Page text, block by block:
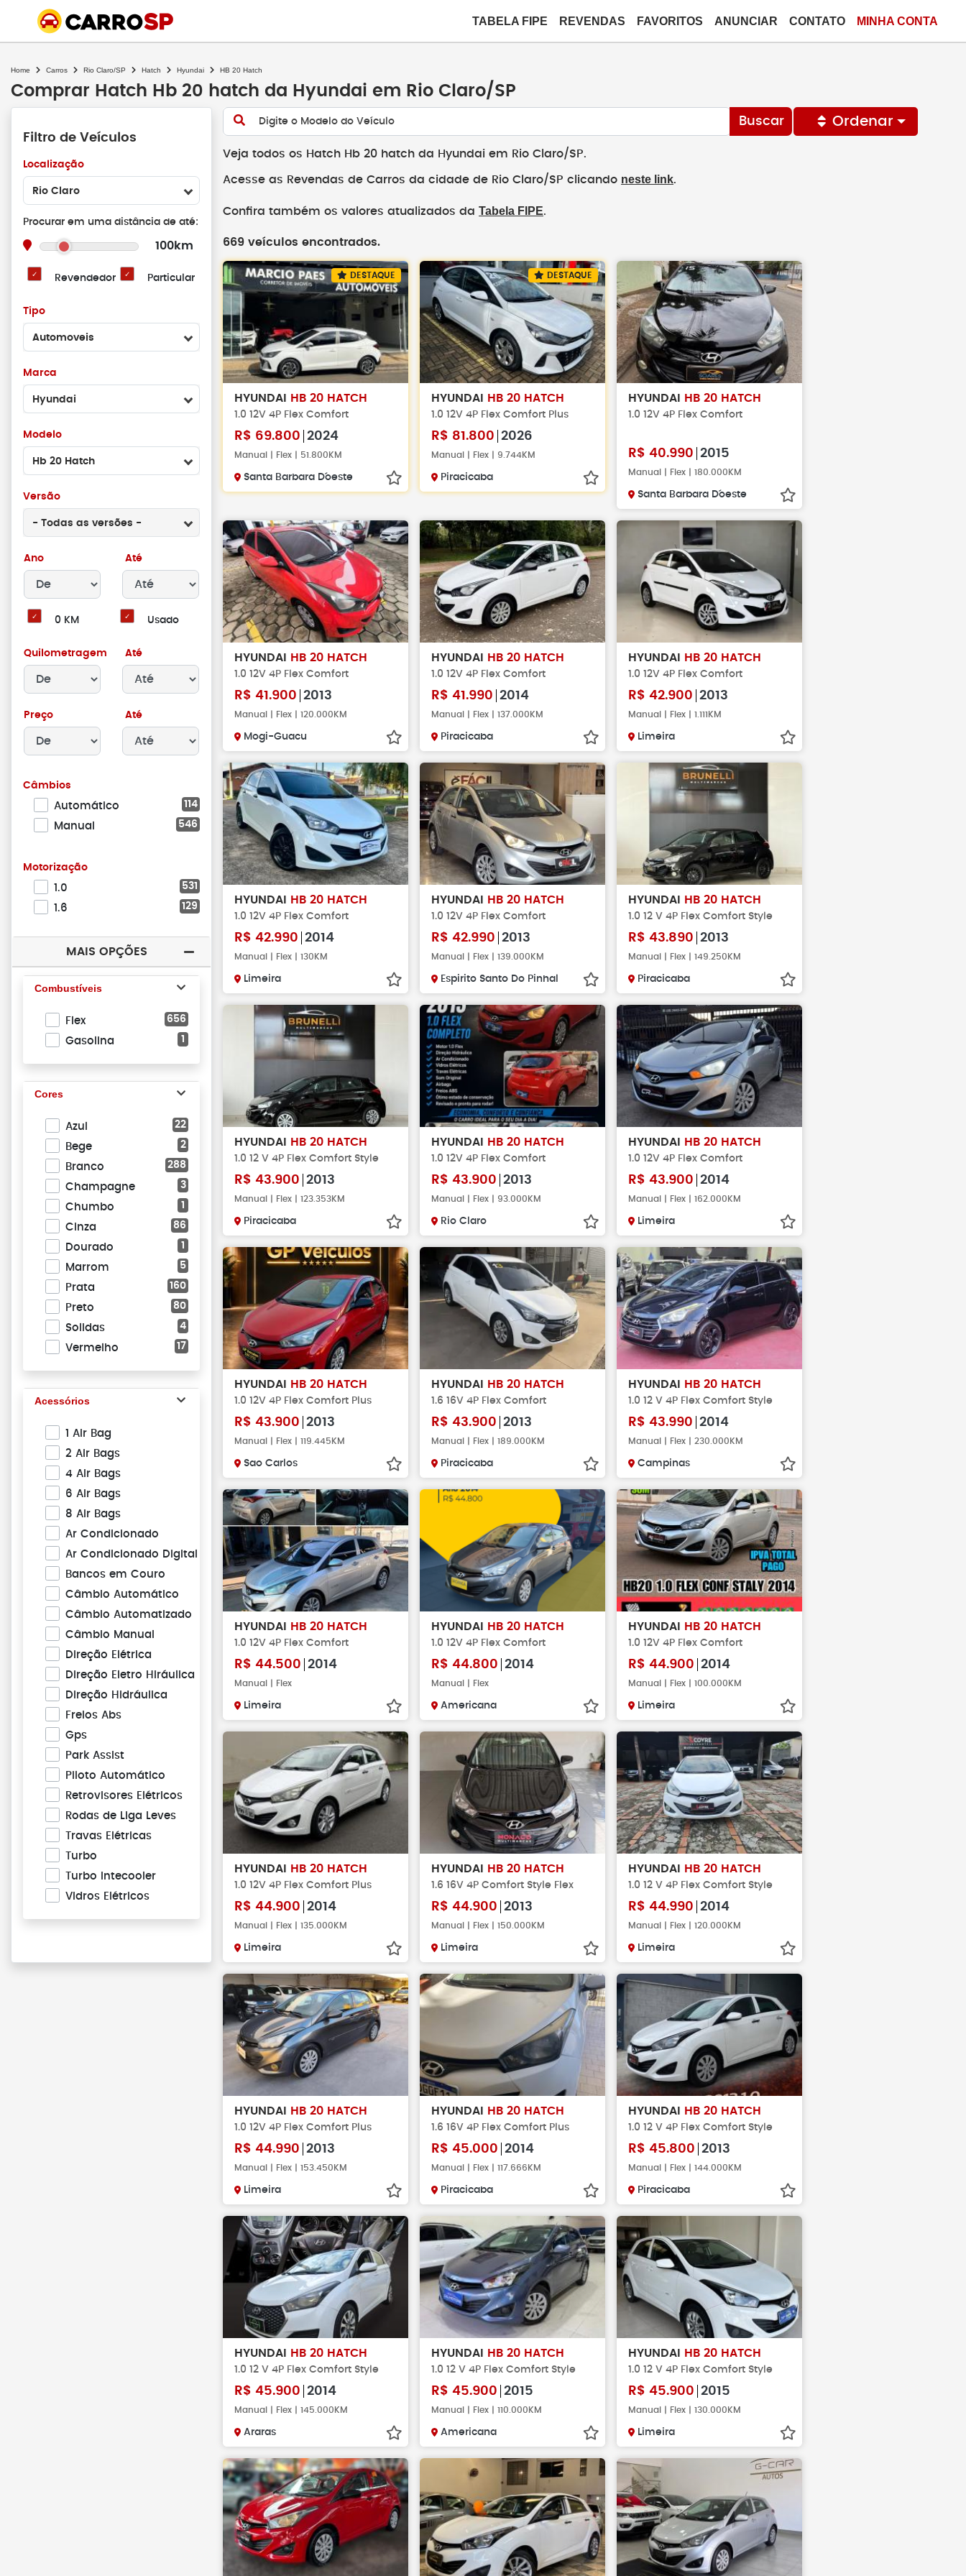
TABELA FIPE REVENDAS FAVORITOS ANUNCIAR CONTATO MINHA CONTA
Home Carros Rio Claro/SP Hatch Hyundai HB 20 Hatch
Comprar Hatch Hb 20 hatch da Hyundai em Rio Claro/SP
Filtro de Veículos
Localização
Rio Claro
Procurar em uma distância de até:
100km
Revendedor Particular
Tipo
Automoveis
Marca
Hyundai
Modelo
Hb 20 Hatch
Versão
- Todas as versões -
Ano Até
0 KM Usado
Quilometragem Até
Preço Até
Câmbios
114
Automático
546
Manual
Motorização
531
1.0
129
1.6
MAIS OPÇÕES
Combustíveis
656
Flex
1
Gasolina
Cores
22
Azul
2
Bege
288
Branco
3
Champagne
1
Chumbo
86
Cinza
1
Dourado
5
Marrom
160
Prata
80
Preto
4
Solidas
17
Vermelho
Acessórios
1 Air Bag
2 Air Bags
4 Air Bags
6 Air Bags
8 Air Bags
Ar Condicionado
Ar Condicionado Digital
Bancos em Couro
Câmbio Automático
Câmbio Automatizado
Câmbio Manual
Direção Elétrica
Direção Eletro Hiráulica
Direção Hidráulica
Freios Abs
Gps
Park Assist
Piloto Automático
Retrovisores Elétricos
Rodas de Liga Leves
Travas Elétricas
Turbo
Turbo Intecooler
Vidros Elétricos
Digite o Modelo do Veículo Buscar Ordenar
Veja todos os Hatch Hb 20 hatch da Hyundai em Rio Claro/SP.
Acesse as Revendas de Carros da cidade de Rio Claro/SP clicando neste link.
Confira também os valores atualizados da Tabela FIPE.
669 veículos encontrados.
DESTAQUE
HYUNDAI HB 20 HATCH
1.0 12V 4P Flex Comfort
R$ 69.800 2024
Manual | Flex | 51.800KM
Santa Barbara D´oeste
DESTAQUE
HYUNDAI HB 20 HATCH
1.0 12V 4P Flex Comfort Plus
R$ 81.800 2026
Manual | Flex | 9.744KM
Piracicaba
HYUNDAI HB 20 HATCH
1.0 12V 4P Flex Comfort
R$ 40.990 2015
Manual | Flex | 180.000KM
Santa Barbara D´oeste
HYUNDAI HB 20 HATCH
1.0 12V 4P Flex Comfort
R$ 41.900 2013
Manual | Flex | 120.000KM
Mogi-Guacu
HYUNDAI HB 20 HATCH
1.0 12V 4P Flex Comfort
R$ 41.990 2014
Manual | Flex | 137.000KM
Piracicaba
HYUNDAI HB 20 HATCH
1.0 12V 4P Flex Comfort
R$ 42.900 2013
Manual | Flex | 1.111KM
Limeira
HYUNDAI HB 20 HATCH
1.0 12V 4P Flex Comfort
R$ 42.990 2014
Manual | Flex | 130KM
Limeira
HYUNDAI HB 20 HATCH
1.0 12V 4P Flex Comfort
R$ 42.990 2013
Manual | Flex | 139.000KM
Espirito Santo Do Pinhal
HYUNDAI HB 20 HATCH
1.0 12 V 4P Flex Comfort Style
R$ 43.890 2013
Manual | Flex | 149.250KM
Piracicaba
HYUNDAI HB 20 HATCH
1.0 12 V 4P Flex Comfort Style
R$ 43.900 2013
Manual | Flex | 123.353KM
Piracicaba
HYUNDAI HB 20 HATCH
1.0 12V 4P Flex Comfort
R$ 43.900 2013
Manual | Flex | 93.000KM
Rio Claro
HYUNDAI HB 20 HATCH
1.0 12V 4P Flex Comfort
R$ 43.900 2014
Manual | Flex | 162.000KM
Limeira
HYUNDAI HB 20 HATCH
1.0 12V 4P Flex Comfort Plus
R$ 43.900 2013
Manual | Flex | 119.445KM
Sao Carlos
HYUNDAI HB 20 HATCH
1.6 16V 4P Flex Comfort
R$ 43.900 2013
Manual | Flex | 189.000KM
Piracicaba
HYUNDAI HB 20 HATCH
1.0 12 V 4P Flex Comfort Style
R$ 43.990 2014
Manual | Flex | 230.000KM
Campinas
HYUNDAI HB 20 HATCH
1.0 12V 4P Flex Comfort
R$ 44.500 2014
Manual | Flex
Limeira
HYUNDAI HB 20 HATCH
1.0 12V 4P Flex Comfort
R$ 44.800 2014
Manual | Flex
Americana
HYUNDAI HB 20 HATCH
1.0 12V 4P Flex Comfort
R$ 44.900 2014
Manual | Flex | 100.000KM
Limeira
HYUNDAI HB 20 HATCH
1.0 12V 4P Flex Comfort Plus
R$ 44.900 2014
Manual | Flex | 135.000KM
Limeira
HYUNDAI HB 20 HATCH
1.6 16V 4P Comfort Style Flex
R$ 44.900 2013
Manual | Flex | 150.000KM
Limeira
HYUNDAI HB 20 HATCH
1.0 12 V 4P Flex Comfort Style
R$ 44.990 2014
Manual | Flex | 120.000KM
Limeira
HYUNDAI HB 20 HATCH
1.0 12V 4P Flex Comfort Plus
R$ 44.990 2013
Manual | Flex | 153.450KM
Limeira
HYUNDAI HB 20 HATCH
1.6 16V 4P Flex Comfort Plus
R$ 45.000 2014
Manual | Flex | 117.666KM
Piracicaba
HYUNDAI HB 20 HATCH
1.0 12 V 4P Flex Comfort Style
R$ 45.800 2013
Manual | Flex | 144.000KM
Piracicaba
HYUNDAI HB 20 HATCH
1.0 12 V 4P Flex Comfort Style
R$ 45.900 2014
Manual | Flex | 145.000KM
Araras
HYUNDAI HB 20 HATCH
1.0 12 V 4P Flex Comfort Style
R$ 45.900 2015
Manual | Flex | 110.000KM
Americana
HYUNDAI HB 20 HATCH
1.0 12 V 4P Flex Comfort Style
R$ 45.900 2015
Manual | Flex | 130.000KM
Limeira